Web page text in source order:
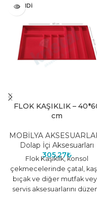
TÜKENDI
FLOK KAŞIKLIK –
cm
MOBİLYA
Dolap İçi Aksesuarları
305,27₺
Flok Kaşıklık, konsol
çekmecelerinde çatal,
bıçak ve diğer mutfak
servis aksesuarlarını